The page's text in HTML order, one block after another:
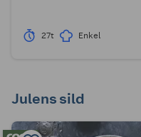
27t Enkel
Julens sild